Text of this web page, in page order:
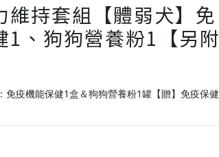
維持套組【體弱犬】免
1、狗狗營養粉1【另附
免疫機能保健1盒＆狗狗營養粉1罐【贈】免疫保健